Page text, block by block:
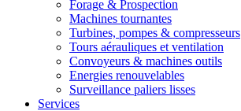
Forage & Prospection
Machines tournantes
Turbines, pompes & compresseurs
Tours aérauliques et ventilation
Convoyeurs & machines outils
Energies renouvelables
Surveillance paliers lisses
Services